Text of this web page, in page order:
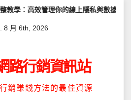
的線上隱私與數據安全 怎麼讓
8 月 6th, 2026
路行銷資訊站
銷賺錢方法的最佳資源